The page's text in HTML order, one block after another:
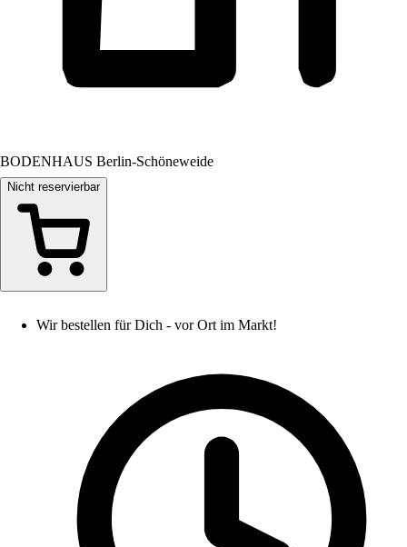
BODENHAUS Berlin-Schöneweide
Nicht reservierbar
Wir bestellen für Dich - vor Ort im Markt!